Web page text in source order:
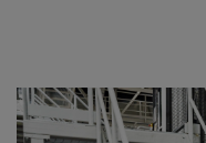
MEISTÄ